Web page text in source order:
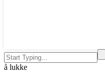
å lukke